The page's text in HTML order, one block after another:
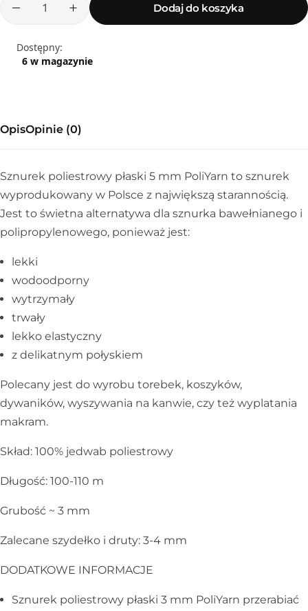
Dodaj do koszyka
Dostępny:
6 w magazynie
OpisOpinie (0)
Sznurek poliestrowy płaski 5 mm PoliYarn to sznurek
wyprodukowany w Polsce z największą starannością.
Jest to świetna alternatywa dla sznurka bawełnianego i
polipropylenowego, ponieważ jest:
lekki
wodoodporny
wytrzymały
trwały
lekko elastyczny
z delikatnym połyskiem
Polecany jest do wyrobu torebek, koszyków,
dywaników, wyszywania na kanwie, czy też wyplatania
makram.
Skład: 100% jedwab poliestrowy
Długość: 100-110 m
Grubość ~ 3 mm
Zalecane szydełko i druty: 3-4 mm
DODATKOWE INFORMACJE
Sznurek poliestrowy płaski 3 mm PoliYarn przerabiać
Sznurek poliestrowy